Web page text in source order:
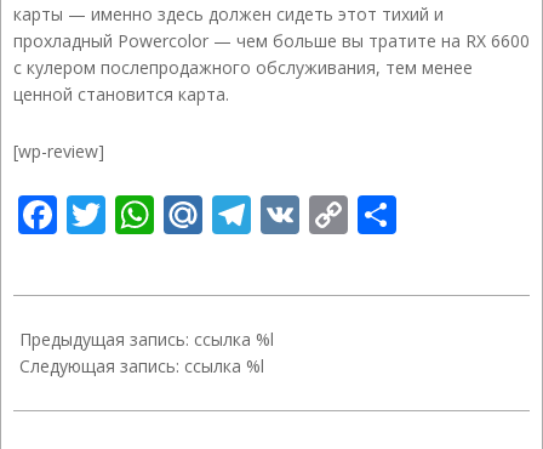
карты — именно здесь должен сидеть этот тихий и
прохладный Powercolor — чем больше вы тратите на RX 6600
с кулером послепродажного обслуживания, тем менее
ценной становится карта.
[wp-review]
Facebook
Twitter
WhatsApp
Mail.Ru
Telegram
VK Copy
01-
08
Предыдущая запись: ссылка %l
Следующая запись: ссылка %l